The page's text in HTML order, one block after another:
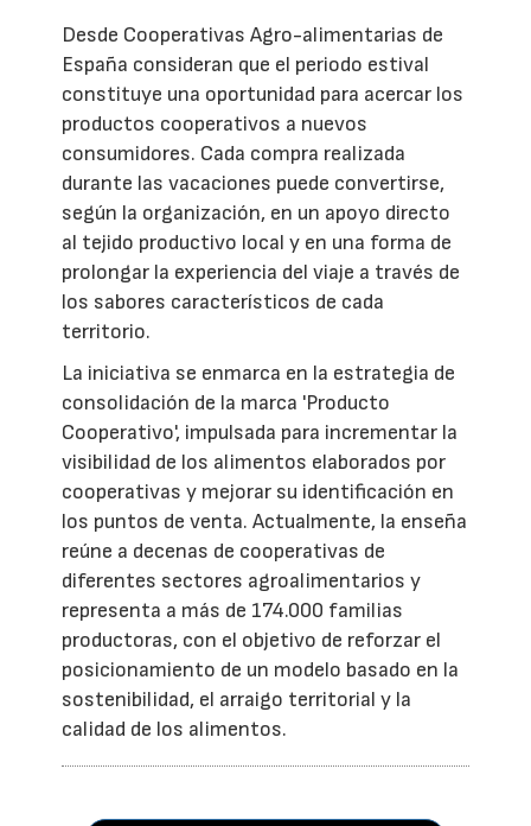
Desde Cooperativas Agro-alimentarias de
España consideran que el periodo estival
constituye una oportunidad para acercar los
productos cooperativos a nuevos
consumidores. Cada compra realizada
durante las vacaciones puede convertirse,
según la organización, en un apoyo directo
al tejido productivo local y en una forma de
prolongar la experiencia del viaje a través de
los sabores característicos de cada
territorio.
La iniciativa se enmarca en la estrategia de
consolidación de la marca 'Producto
Cooperativo', impulsada para incrementar la
visibilidad de los alimentos elaborados por
cooperativas y mejorar su identificación en
los puntos de venta. Actualmente, la enseña
reúne a decenas de cooperativas de
diferentes sectores agroalimentarios y
representa a más de 174.000 familias
productoras, con el objetivo de reforzar el
posicionamiento de un modelo basado en la
sostenibilidad, el arraigo territorial y la
calidad de los alimentos.